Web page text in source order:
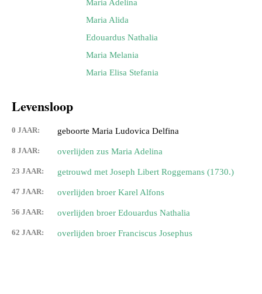
Maria Adelina
Maria Alida
Edouardus Nathalia
Maria Melania
Maria Elisa Stefania
Levensloop
0 JAAR: geboorte Maria Ludovica Delfina
8 JAAR: overlijden zus Maria Adelina
23 JAAR: getrouwd met Joseph Libert Roggemans (1730.)
47 JAAR: overlijden broer Karel Alfons
56 JAAR: overlijden broer Edouardus Nathalia
62 JAAR: overlijden broer Franciscus Josephus